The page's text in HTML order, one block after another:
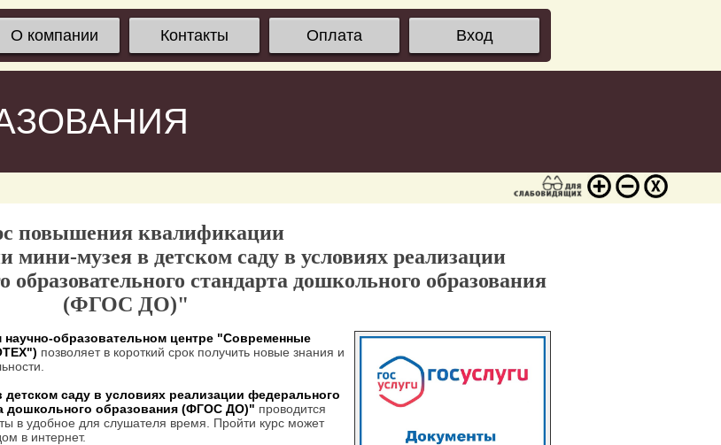
О компании Контакты Оплата Вход
повышения квалификации
мини-музея в детском саду в условиях реализации
образовательного стандарта дошкольного образования
(ФГОС ДО)"
научно-образовательном центре "Современные
позволяет в короткий срок получить новые знания и
саду в условиях реализации федерального
дошкольного образования (ФГОС ДО)" проводится
в удобное для слушателя время. Пройти курс может
в интернет.